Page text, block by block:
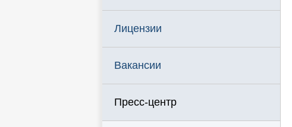
Лицензии
Вакансии
Пресс-центр